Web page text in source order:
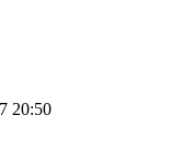
20:50